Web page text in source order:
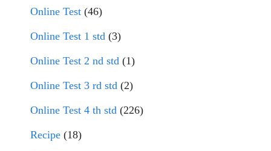
Online Test (46)
Online Test 1 std (3)
Online Test 2 nd std (1)
Online Test 3 rd std (2)
Online Test 4 th std (226)
Recipe (18)